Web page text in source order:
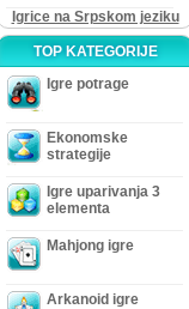
Igrice na Srpskom jeziku
TOP KATEGORIJE
Igre potrage
Ekonomske
strategije
Igre uparivanja 3
elementa
Mahjong igre
Arkanoid igre